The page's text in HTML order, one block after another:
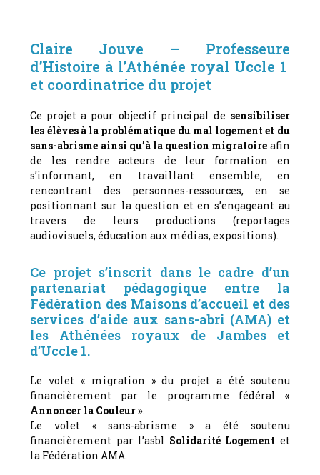
Claire Jouve – Professeure
d’Histoire à l’Athénée royal Uccle 1
et coordinatrice du projet
Ce projet a pour objectif principal de sensibiliser
les élèves à la problématique du mal logement et du
sans-abrisme ainsi qu’à la question migratoire afin
de les rendre acteurs de leur formation en
s’informant, en travaillant ensemble, en
rencontrant des personnes-ressources, en se
positionnant sur la question et en s’engageant au
travers de leurs productions (reportages
audiovisuels, éducation aux médias, expositions).
Ce projet s’inscrit dans le cadre d’un
partenariat pédagogique entre la
Fédération des Maisons d’accueil et des
services d’aide aux sans-abri (AMA) et
les Athénées royaux de Jambes et
d’Uccle 1.
Le volet « migration » du projet a été soutenu
financièrement par le programme fédéral «
Annoncer la Couleur ».
Le volet « sans-abrisme » a été soutenu
financièrement par l’asbl Solidarité Logement et
la Fédération AMA.